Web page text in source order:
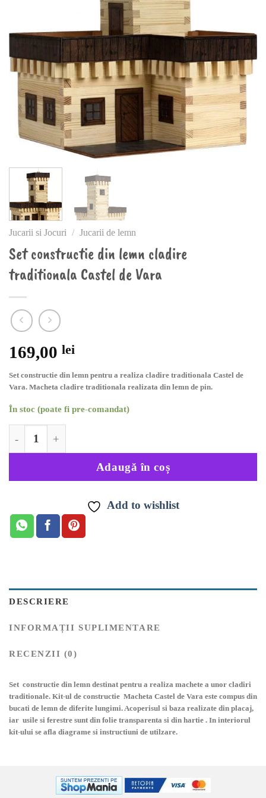
Jucarii si Jocuri / Jucarii de lemn
Set constructie din lemn cladire
traditionala Castel de Vara
169,00 lei
Set constructie din lemn pentru a realiza cladire traditionala Castel de
Vara. Macheta cladire traditionala realizata din lemn de pin.
În stoc (poate fi pre-comandat)
Adaugă în coș
Add to wishlist
DESCRIERE
INFORMAȚII SUPLIMENTARE
RECENZII (0)
Set constructie din lemn destinat pentru a realiza machete a unor cladiri
traditionale. Kit-ul de constructie Macheta Castel de Vara este compus din
bucati de lemn de diferite lungimi. Acoperisul si baza realizate din placaj,
iar usile si ferestre sunt din folie transparenta si din hartie . In interiorul
kit-ului se afla diagrame si instructiuni de utilzare.